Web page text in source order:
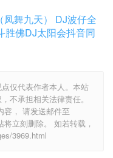
舞九天）
DJ波仔全
胜佛DJ太阳会抖音同
仅代表作者本人。本站
不承担相关法律责任。
容， 请发送邮件至
立刻删除。 如若转载，
3969.html